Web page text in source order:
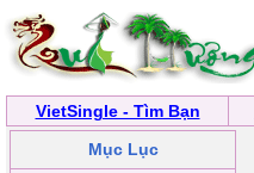
VietSingle - Tìm Bạn
Mục Lục